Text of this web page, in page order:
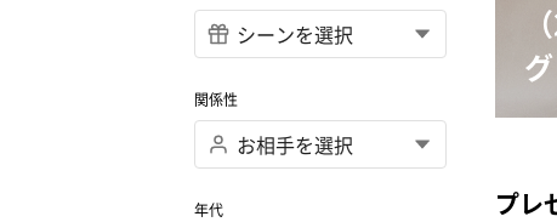
関係性
年代
グ
プレ